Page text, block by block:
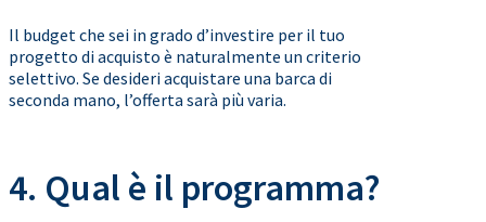
Il budget che sei in grado d’investire per il tuo
progetto di acquisto è naturalmente un criterio
selettivo. Se desideri acquistare una barca di
seconda mano, l’offerta sarà più varia.
4. Qual è il programma?